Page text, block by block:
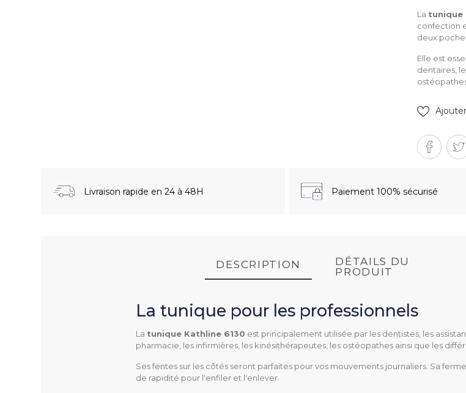
La tunique
confection
deux
Elle est
dentaires,
Livraison rapide en 24 à 48H Paiement 100% sécurisé
DESCRIPTION
DÉTAILS DU
PRODUIT
La tunique pour les professionnels
La tunique Kathline 6130 est principalement utilisée par les dentistes, les
pharmacie, les infirmières, les kinésithérapeutes, les ostéopathes ainsi que les
Ses fentes sur les côtés seront parfaites pour vos mouvements journaliers. Sa
de rapidité pour l'enfiler et l'enlever.
FT TUNIQUE KATHLINE 6130 (204.61K)